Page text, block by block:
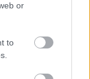
or
to